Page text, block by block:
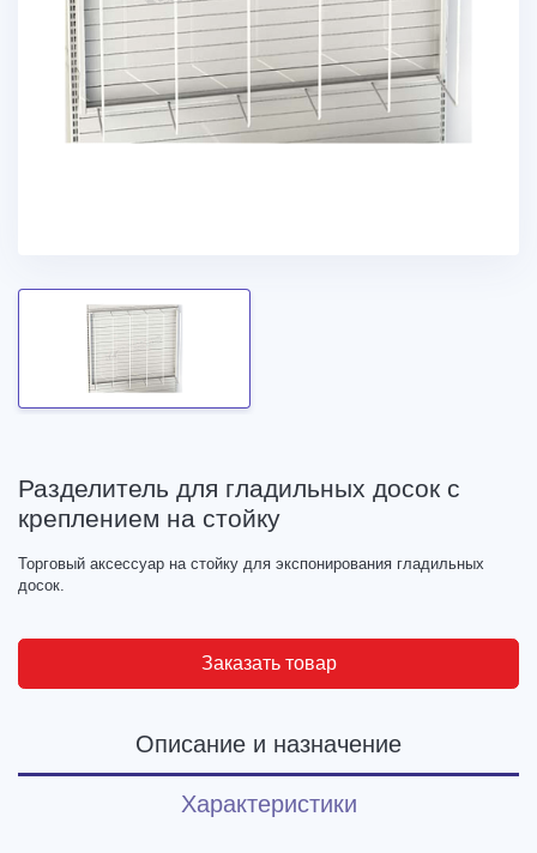
Разделитель для гладильных досок с
креплением на стойку
Торговый аксессуар на стойку для экспонирования гладильных
досок.
Заказать товар
Описание и назначение
Характеристики